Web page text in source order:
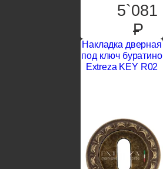
5`081
P
Накладка дверная
под ключ буратино
Extreza KEY R02